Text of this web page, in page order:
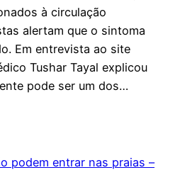
à circulação
alertam que o sintoma
Em entrevista ao site
Tushar Tayal explicou
pode ser um dos…